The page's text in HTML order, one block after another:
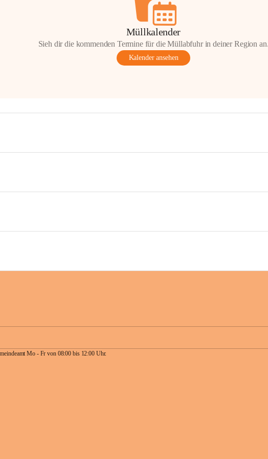
Müllkalender
Sieh dir die kommenden Termine für die Müllabfuhr in deiner Region
Kalender ansehen
Mo - Fr von 08:00 bis 12:00 Uhr.